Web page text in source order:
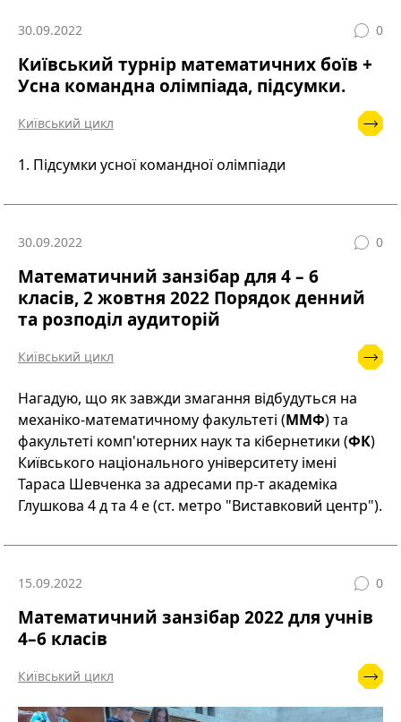
30.09.2022 0
Київський турнір математичних боїв +
Усна командна олімпіада, підсумки.
Київський цикл
1. Підсумки усної командної олімпіади
30.09.2022 0
Математичний занзібар для 4 – 6
класів, 2 жовтня 2022 Порядок денний
та розподіл аудиторій
Київський цикл
Нагадую, що як завжди змагання відбудуться на
механіко-математичному факультеті (ММФ) та
факультеті комп'ютерних наук та кібернетики (ФК)
Київського національного університету імені
Тараса Шевченка за адресами пр-т академіка
Глушкова 4 д та 4 е (ст. метро "Виставковий центр").
15.09.2022 0
Математичний занзібар 2022 для учнів
4–6 класів
Київський цикл